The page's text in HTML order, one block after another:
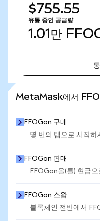
$755.55
유통 중인 공급량
1.01만
MetaMask에서
FFOGon 구매
몇 번의 탭으로 시작하
FFOGon 판매
FFOGon을(를) 현금
FFOGon 스왑
블록체인 전반에서